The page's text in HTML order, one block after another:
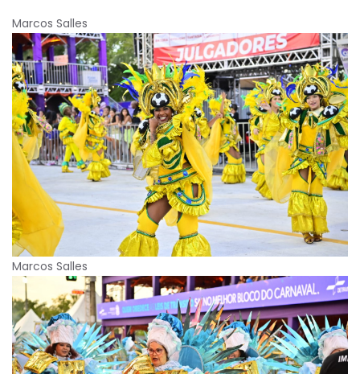
Marcos Salles
Marcos Salles